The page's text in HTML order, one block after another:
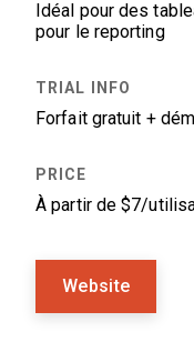
Idéal pour des
pour le reporting
Forfait gratuit +
À partir de $7/
Website